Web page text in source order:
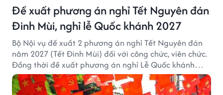
Đề xuất phương án nghỉ Tết Nguyên đán
Đinh Mùi, nghỉ lễ Quốc khánh 2027
Bộ Nội vụ đề xuất 2 phương án nghỉ Tết Nguyên đán
năm 2027 (Tết Đinh Mùi) đối với công chức, viên chức.
Đồng thời đề xuất phương án nghỉ Lễ Quốc khánh
năm 2027 với 4 ngày nghỉ liên tục.